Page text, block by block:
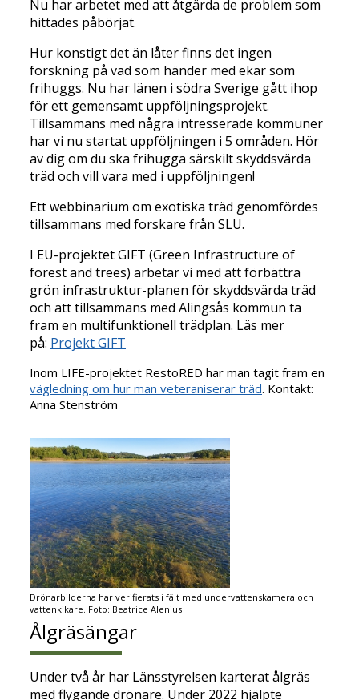
Nu har arbetet med att åtgärda de problem som
hittades påbörjat.
Hur konstigt det än låter finns det ingen
forskning på vad som händer med ekar som
frihuggs. Nu har länen i södra Sverige gått ihop
för ett gemensamt uppföljningsprojekt.
Tillsammans med några intresserade kommuner
har vi nu startat uppföljningen i 5 områden. Hör
av dig om du ska frihugga särskilt skyddsvärda
träd och vill vara med i uppföljningen!
Ett webbinarium om exotiska träd genomfördes
tillsammans med forskare från SLU.
I EU-projektet GIFT (Green Infrastructure of
forest and trees) arbetar vi med att förbättra
grön infrastruktur-planen för skyddsvärda träd
och att tillsammans med Alingsås kommun ta
fram en multifunktionell trädplan. Läs mer
på: Projekt GIFT
Inom LIFE-projektet RestoRED har man tagit fram en
vägledning om hur man veteraniserar träd. Kontakt:
Anna Stenström
Drönarbilderna har verifierats i fält med undervattenskamera och
vattenkikare. Foto: Beatrice Alenius
Ålgräsängar
Under två år har Länsstyrelsen karterat ålgräs
med flygande drönare. Under 2022 hjälpte